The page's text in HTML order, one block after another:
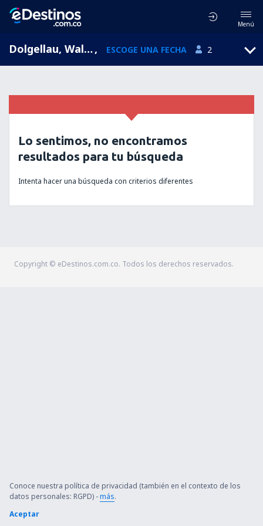
Menú
Dolgellau, Wales, Reino Unido, ESCOGE UNA FECHA 2
Lo sentimos, no encontramos
resultados para tu búsqueda
Intenta hacer una búsqueda con criterios diferentes
Copyright © eDestinos.com.co. Todos los derechos reservados.
Conoce nuestra política de privacidad (también en el contexto de los
datos personales: RGPD) -más.
Aceptar